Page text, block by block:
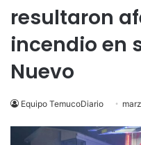
resultaron
incendio en
Nuevo
Equipo TemucoDiario